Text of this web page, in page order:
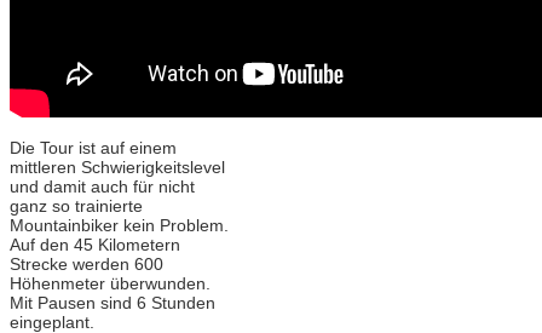
Die Tour ist auf einem
mittleren Schwierigkeitslevel
und damit auch für nicht
ganz so trainierte
Mountainbiker kein Problem.
Auf den 45 Kilometern
Strecke werden 600
Höhenmeter überwunden.
Mit Pausen sind 6 Stunden
eingeplant.